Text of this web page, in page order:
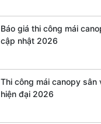
Báo giá thi công mái
cập nhật 2026
Thi công mái canopy sân
hiện đại 2026